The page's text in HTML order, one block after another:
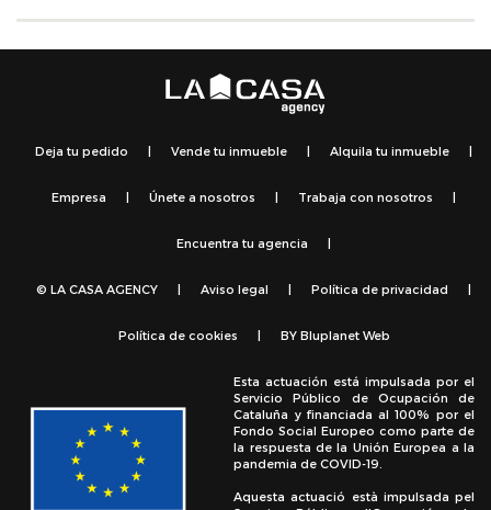
Deja tu pedido | Vende tu inmueble | Alquila tu inmueble |
Empresa | Únete a nosotros | Trabaja con nosotros |
Encuentra tu agencia |
© LA CASA AGENCY | Aviso legal | Política de privacidad |
Política de cookies | BY Bluplanet Web
Esta actuación está impulsada por el
Servicio Público de Ocupación de
Cataluña y financiada al 100% por el
Fondo Social Europeo como parte de
la respuesta de la Unión Europea a la
pandemia de COVID-19.
Aquesta actuació està impulsada pel